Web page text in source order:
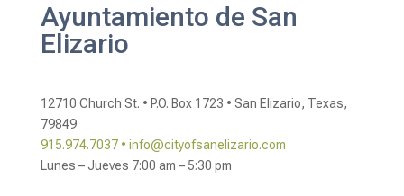
Ayuntamiento de San
Elizario
12710 Church St. • P.O. Box 1723 • San Elizario, Texas,
79849
915.974.7037 • info@cityofsanelizario.com
Lunes – Jueves 7:00 am – 5:30 pm